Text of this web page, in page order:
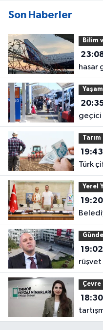
Son Haberler
Bilim
hasar
Yaşam
geçici
Tarım
19:43
Türk
Yerel
19:20Tuğba Özay'dan Manavgat
19:02
rüşvet
Çevre
18:30Antalya'da kurakçıl peyzaj